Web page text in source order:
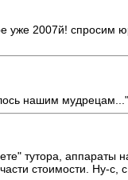
уже 2007й! спросим
нашим мудрецам..."
тутора, аппараты
стоимости. Ну-